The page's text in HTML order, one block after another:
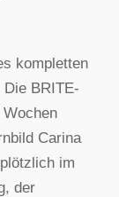
kompletten
BRITE-
Carina
im
der